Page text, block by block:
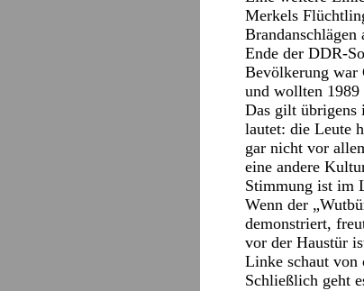
Merkels
Ende der DDR-
Bevölkerung war
und wollten
Das gilt übrigens
lautet: die Leute
gar nicht vor
eine andere
Stimmung ist im
Wenn der
demonstriert,
vor der Haustür
Linke schaut von
Schließlich geht